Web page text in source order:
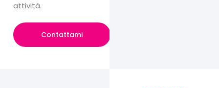
attività.
Contattami